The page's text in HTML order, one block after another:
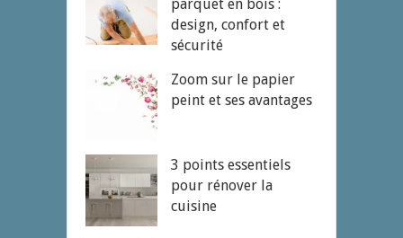
parquet en bois :
design, confort et
sécurité
Zoom sur le papier
peint et ses avantages
3 points essentiels
pour rénover la
cuisine